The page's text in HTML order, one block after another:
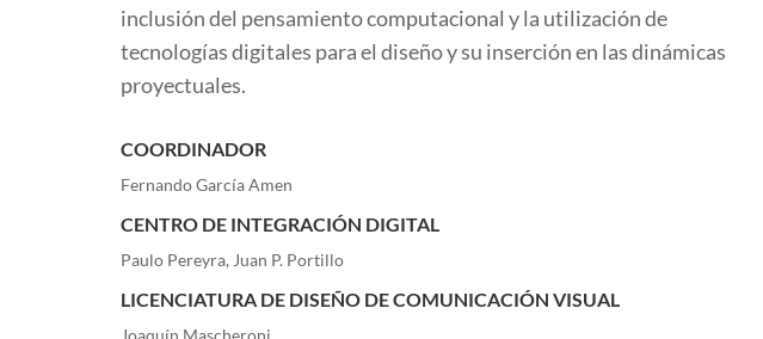
inclusión del pensamiento computacional y la utilización de
tecnologías digitales para el diseño y su inserción en las dinámicas
proyectuales.
COORDINADOR
Fernando García Amen
CENTRO DE INTEGRACIÓN DIGITAL
Paulo Pereyra, Juan P. Portillo
LICENCIATURA DE DISEÑO DE COMUNICACIÓN VISUAL
Joaquín Mascheroni